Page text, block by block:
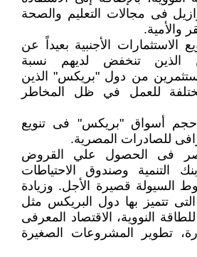
فى مجالات التعليم والصحة
والأمية.
الاستثمارات الأجنبية بعيداً عن
الذين تنخفض لديهم نسبة
من دول "بريكس" الذين
للعمل في ظل المخاطر
حجم أسواق "بريكس" فى تنويع
للصادرات المصرية.
مصر فى الحصول علي القروض
التنمية وصندوق الاحتياطات
السيولة قصيرة الأجل. وزيادة
تتميز بها دول البريكس مثل
النووية، الاقتصاد المعرفى
تطوير المشروعات الصغيرة